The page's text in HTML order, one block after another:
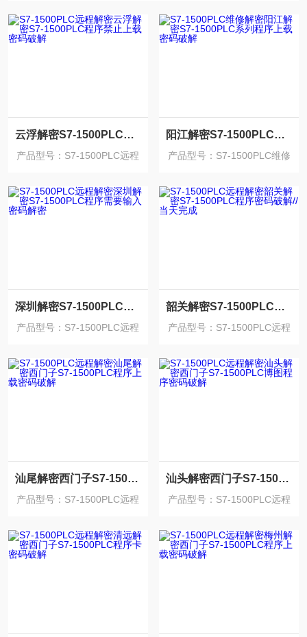
云浮解密S7-1500PLC程序禁止上载密码破解
产品型号：S7-1500PLC远程
阳江解密S7-1500PLC系列程序上载密码破解
产品型号：S7-1500PLC维修
深圳解密S7-1500PLC程序需要输入密码解密
产品型号：S7-1500PLC远程
韶关解密S7-1500PLC程序密码破解//当天完成
产品型号：S7-1500PLC远程
汕尾解密西门子S7-1500PLC程序上载密码破解
产品型号：S7-1500PLC远程
汕头解密西门子S7-1500PLC博图程序密码破解
产品型号：S7-1500PLC远程